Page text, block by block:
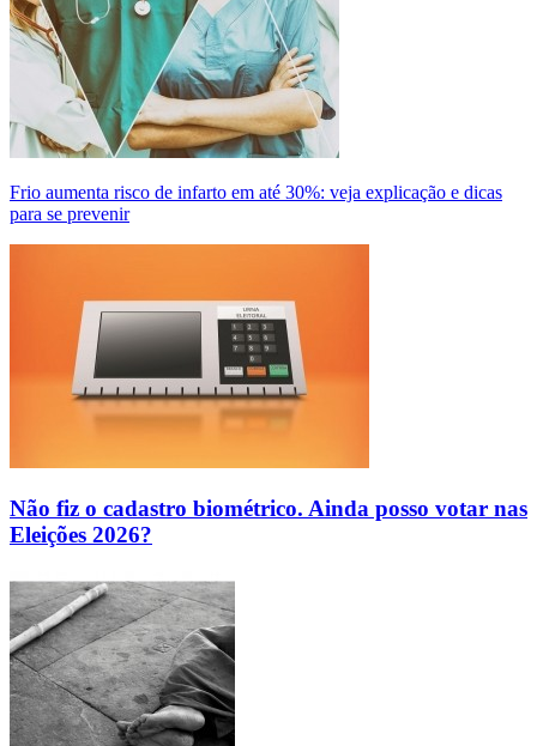
Frio aumenta risco de infarto em até 30%: veja explicação e dicas
para se prevenir
Não fiz o cadastro biométrico. Ainda posso votar nas
Eleições 2026?